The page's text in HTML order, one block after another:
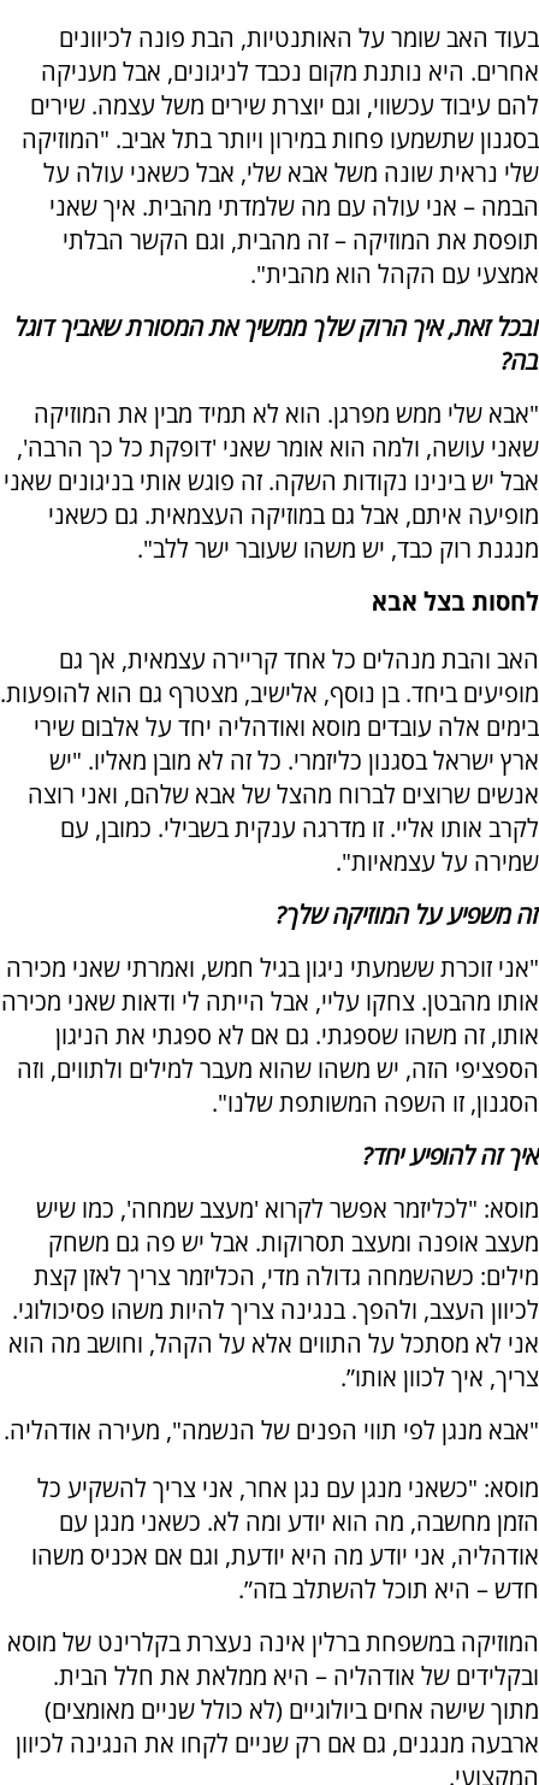
בעוד האב שומר על האותנטיות, הבת פונה לכיוונים
אחרים. היא נותנת מקום נכבד לניגונים, אבל מעניקה
להם עיבוד עכשווי, וגם יוצרת שירים משל עצמה. שירים
בסגנון שתשמעו פחות במירון ויותר בתל אביב. "המוזיקה
שלי נראית שונה משל אבא שלי, אבל כשאני עולה על
הבמה – אני עולה עם מה שלמדתי מהבית. איך שאני
תופסת את המוזיקה – זה מהבית, וגם הקשר הבלתי
אמצעי עם הקהל הוא מהבית".
ובכל זאת, איך הרוק שלך ממשיך את המסורת שאביך דוגל
בה?
"אבא שלי ממש מפרגן. הוא לא תמיד מבין את המוזיקה
שאני עושה, ולמה הוא אומר שאני 'דופקת כל כך הרבה',
אבל יש בינינו נקודות השקה. זה פוגש אותי בניגונים שאני
מופיעה איתם, אבל גם במוזיקה העצמאית. גם כשאני
מנגנת רוק כבד, יש משהו שעובר ישר ללב".
לחסות בצל אבא
האב והבת מנהלים כל אחד קריירה עצמאית, אך גם
מופיעים ביחד. בן נוסף, אלישיב, מצטרף גם הוא להופעות.
בימים אלה עובדים מוסא ואודהליה יחד על אלבום שירי
ארץ ישראל בסגנון כליזמרי. כל זה לא מובן מאליו. "יש
אנשים שרוצים לברוח מהצל של אבא שלהם, ואני רוצה
לקרב אותו אליי. זו מדרגה ענקית בשבילי. כמובן, עם
שמירה על עצמאיות".
זה משפיע על המוזיקה שלך?
"אני זוכרת ששמעתי ניגון בגיל חמש, ואמרתי שאני מכירה
אותו מהבטן. צחקו עליי, אבל הייתה לי ודאות שאני מכירה
אותו, זה משהו שספגתי. גם אם לא ספגתי את הניגון
הספציפי הזה, יש משהו שהוא מעבר למילים ולתווים, וזה
הסגנון, זו השפה המשותפת שלנו".
איך זה להופיע יחד?
מוסא: "לכליזמר אפשר לקרוא 'מעצב שמחה', כמו שיש
מעצב אופנה ומעצב תסרוקות. אבל יש פה גם משחק
מילים: כשהשמחה גדולה מדי, הכליזמר צריך לאזן קצת
לכיוון העצב, ולהפך. בנגינה צריך להיות משהו פסיכולוגי.
אני לא מסתכל על התווים אלא על הקהל, וחושב מה הוא
צריך, איך לכוון אותו”.
"אבא מנגן לפי תווי הפנים של הנשמה", מעירה אודהליה.
מוסא: "כשאני מנגן עם נגן אחר, אני צריך להשקיע כל
הזמן מחשבה, מה הוא יודע ומה לא. כשאני מנגן עם
אודהליה, אני יודע מה היא יודעת, וגם אם אכניס משהו
חדש – היא תוכל להשתלב בזה”.
המוזיקה במשפחת ברלין אינה נעצרת בקלרינט של מוסא
ובקלידים של אודהליה – היא ממלאת את חלל הבית.
מתוך שישה אחים ביולוגיים (לא כולל שניים מאומצים)
ארבעה מנגנים, גם אם רק שניים לקחו את הנגינה לכיוון
המקצועי.